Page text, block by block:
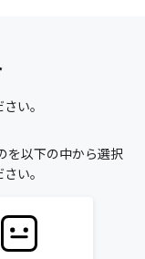
い。
を以下の中から選択
い。